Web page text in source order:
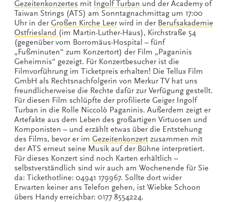
Gezeitenkonzertes mit Ingolf Turban und der Academy of
Taiwan Strings (ATS) am Sonntagnachmittag um 17:00
Uhr in derGroßen Kirche Leerwird in der Berufsakademie
Ostfriesland (im Martin-Luther-Haus), Kirchstraße 54
(gegenüber vom Borromäus-Hospital – fünf
„Fußminuten“ zum Konzertort) der Film „Paganinis
Geheimnis“ gezeigt. Für Konzertbesucher ist die
Filmvorführung im Ticketpreis erhalten! Die Tellux Film
GmbH als Rechtsnachfolgerin von Merkur TV hat uns
freundlicherweise die Rechte dafür zur Verfügung gestellt.
Für diesen Film schlüpfte der profilierte Geiger Ingolf
Turban in die Rolle Niccolò Paganinis. Außerdem zeigt er
Artefakte aus dem Leben des großartigen Virtuosen und
Komponisten – und erzählt etwas über die Entstehung
des Films, bevor er im Gezeitenkonzert zusammen mit
der ATS erneut seine Musik auf der Bühne interpretiert.
Für dieses Konzert sind noch Karten erhältlich –
selbstverständlich sind wir auch am Wochenende für Sie
da: Tickethotline: 04941 179967. Sollte dort wider
Erwarten keiner ans Telefon gehen, ist Wiebke Schoon
übers Handy erreichbar: 0177 8554224.